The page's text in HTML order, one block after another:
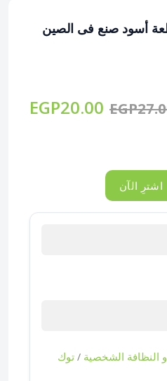
EGP20.00
اشترِ الآن
و النظافة الشخصية / توك